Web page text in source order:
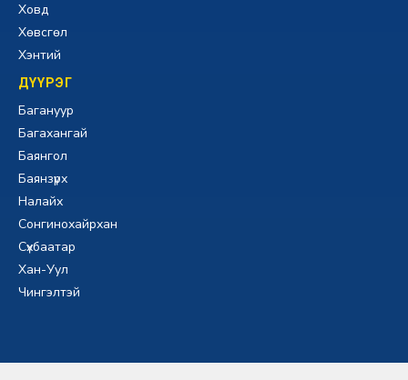
Ховд
Хөвсгөл
Хэнтий
ДҮҮРЭГ
Багануур
Багахангай
Баянгол
Баянзүрх
Налайх
Сонгинохайрхан
Сүхбаатар
Хан-Уул
Чингэлтэй